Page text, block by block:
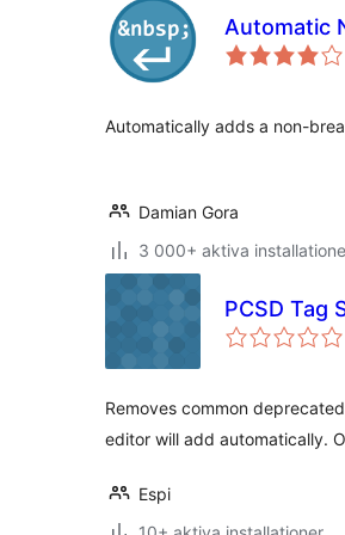
Automatic
Automatically adds a non-
Damian Gora
3 000+ aktiva
PCSD Tag
Removes common
editor will add automatically.
Espi